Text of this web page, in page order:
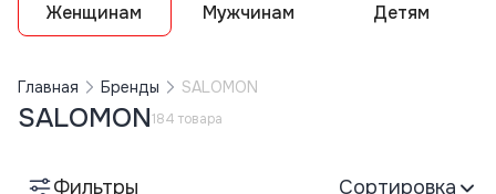
Женщинам Мужчинам Детям
Главная Бренды SALOMON
SALOMON184 товара
Фильтры Сортировка